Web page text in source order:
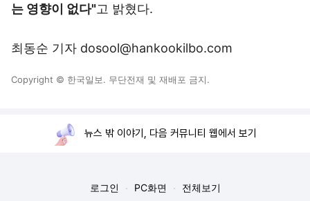
는 영향이 없다"고 밝혔다.
최동순 기자 dosool@hankookilbo.com
Copyright © 한국일보. 무단전재 및 재배포 금지.
뉴스 밖 이야기, 다음 커뮤니티 웹에서 보기
로그인 PC화면 전체보기